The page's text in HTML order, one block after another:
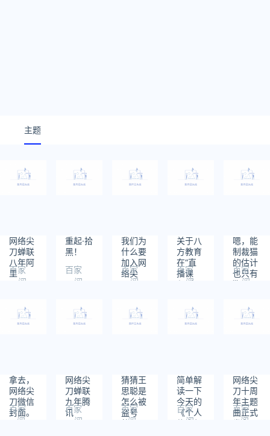
主题
网络尖
刀蝉联
八年阿
里
ASRC
作伙
伴/安
全团队
百家
阅
430
重起·拾
黑！
百家
阅
849
我们为
什么要
加入网
络尖
刀？
百家
阅
关于八
方教育
在“直
播课
程”中
销的公
开声明
百家
阅
686
嗯，能
制裁猫
的估计
也只有
狗了！
百家
阅
645
拿去，
网络尖
刀微信
封面。
百家
阅
网络尖
刀蝉联
九年腾
讯
TSRC
百家
阅
猜猜王
思聪是
怎么被
盗号
的？
百家
阅
简单解
读一下
今天的
《个人
信息保
百家
阅
网络尖
刀十周
年主题
曲正式
发布。
百家
阅